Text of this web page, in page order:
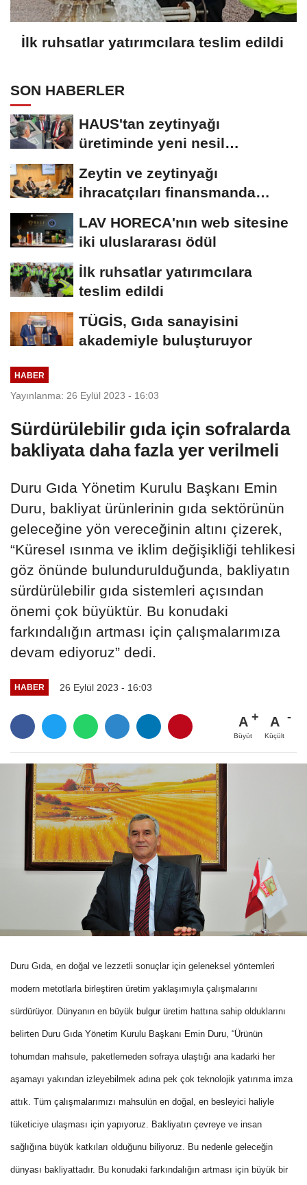
İlk ruhsatlar yatırımcılara teslim edildi
SON HABERLER
HAUS'tan zeytinyağı
üretiminde yeni nesil
Zeytin ve zeytinyağı
ihracatçıları finansmanda
LAV HORECA'nın web sitesine
iki uluslararası ödül
İlk ruhsatlar yatırımcılara
teslim edildi
TÜGİS, Gıda sanayisini
akademiyle buluşturuyor
HABER
Yayınlanma: 26 Eylül 2023 - 16:03
Sürdürülebilir gıda için sofralarda
bakliyata daha fazla yer verilmeli
Duru Gıda Yönetim Kurulu Başkanı Emin
Duru, bakliyat ürünlerinin gıda sektörünün
geleceğine yön vereceğinin altını çizerek,
“Küresel ısınma ve iklim değişikliği tehlikesi
göz önünde bulundurulduğunda, bakliyatın
sürdürülebilir gıda sistemleri açısından
önemi çok büyüktür. Bu konudaki
farkındalığın artması için çalışmalarımıza
devam ediyoruz” dedi.
HABER 26 Eylül 2023 - 16:03
A
Büyüt
A
Küçült
Duru Gıda, en doğal ve lezzetli sonuçlar için geleneksel yöntemleri
modern metotlarla birleştiren üretim yaklaşımıyla çalışmalarını
sürdürüyor. Dünyanın en büyük bulgur üretim hattına sahip olduklarını
belirten Duru Gıda Yönetim Kurulu Başkanı Emin Duru, “Ürünün
tohumdan mahsule paketlemeden sofraya ulaştığı ana kadarki her
aşamayı yakından izleyebilmek adına pek çok teknolojik yatırıma imza
attık. Tüm çalışmalarımızı mahsulün en doğal, en besleyici haliyle
tüketiciye ulaşması için yapıyoruz. Bakliyatın çevreye ve insan
sağlığına büyük katkıları olduğunu biliyoruz. Bu nedenle geleceğin
dünyası bakliyattadır. Bu konudaki farkındalığın artması için büyük bir